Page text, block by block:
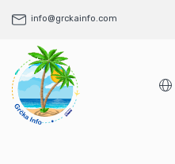
info@grckainfo.com